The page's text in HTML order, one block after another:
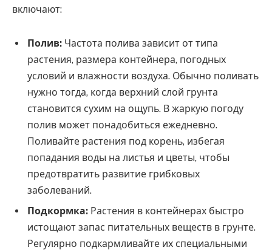
включают:
Полив: Частота полива зависит от типа
растения, размера контейнера, погодных
условий и влажности воздуха. Обычно поливать
нужно тогда, когда верхний слой грунта
становится сухим на ощупь. В жаркую погоду
полив может понадобиться ежедневно.
Поливайте растения под корень, избегая
попадания воды на листья и цветы, чтобы
предотвратить развитие грибковых
заболеваний.
Подкормка: Растения в контейнерах быстро
истощают запас питательных веществ в грунте.
Регулярно подкармливайте их специальными